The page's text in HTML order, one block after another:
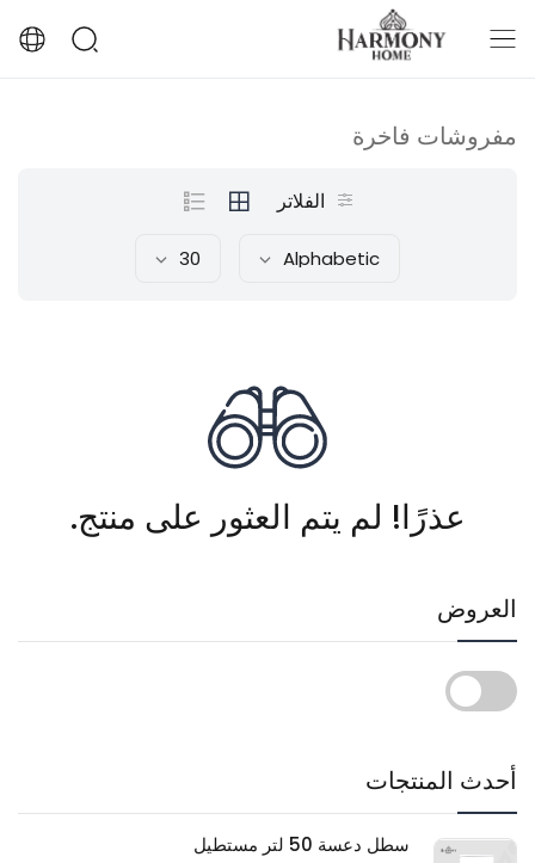
العروض
أحدث المنتجات
سطل دعسة 50 لتر مستطيل
مفروشات فاخرة
الفلاتر
Alphabetic
30
عذرًا! لم يتم العثور على منتج.